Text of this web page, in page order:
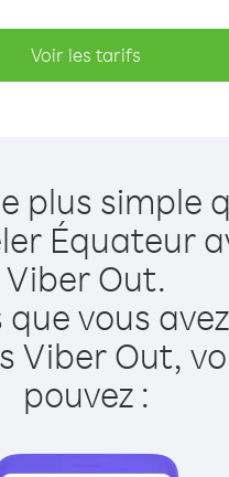
Voir les tarifs
plus simple
Équateur
Viber Out.
que vous
Viber Out,
pouvez :